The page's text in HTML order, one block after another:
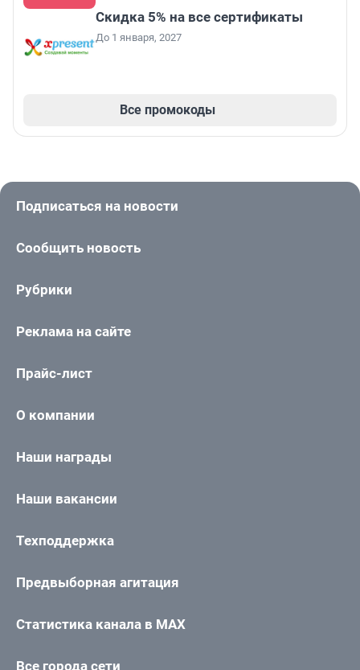
Скидка 5% на все сертификаты
До 1 января, 2027
Все промокоды
Подписаться на новости
Сообщить новость
Рубрики
Реклама на сайте
Прайс-лист
О компании
Наши награды
Наши вакансии
Техподдержка
Предвыборная агитация
Статистика канала в MAX
Все города сети